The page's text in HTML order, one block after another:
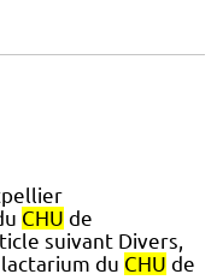
CHU de
suivant Divers,
du CHU de